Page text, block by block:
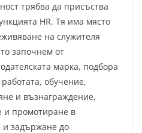
трябва да присъства
HR. Тя има място
на служителя
започнем от
марка, подбора
обучение,
и възнаграждение,
и промотиране в
и задържане до